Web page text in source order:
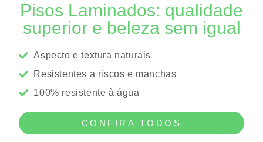
Pisos Laminados: qualidade
superior e beleza sem igual
Aspecto e textura naturais
Resistentes a riscos e manchas
100% resistente à água
CONFIRA TODOS